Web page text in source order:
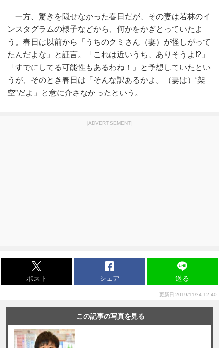
一方、驚きを隠せなかった春日だが、その妻は若林のイ
ンスタグラムの様子などから、何かをかぎとっていたよ
う。春日は以前から「うちのクミさん（妻）が怪しがって
たんだよな」と証言。「これは近いうち、ありそうよ!?」
「すでにしてる可能性もあるわね！」と予想していたとい
うが、そのとき春日は「そんな訳あるかよ。（妻は）“架
空”だよ」と意に介さなかったという。
[ADVERTISEMENT]
ポスト シェア 送る
更新日 2019/11/24 12:40
この記事の写真を見る